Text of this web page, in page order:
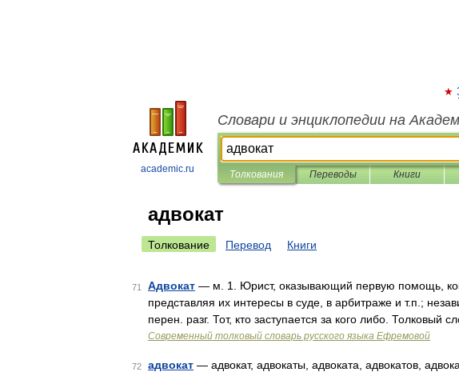
academic.ru
Словари и энциклопедии на
Толкования Переводы Книги
адвокат
Толкование Перевод Книги
71 Адвокат — м. 1. Юрист, оказывающий первую помощь,
представляя их интересы в суде, в арбитраже и т.п.;
перен. разг. Тот, кто заступается за кого либо. Толковый
Современный толковый словарь русского языка Ефремовой
72 адвокат — адвокат, адвокаты, адвоката, адвокатов,